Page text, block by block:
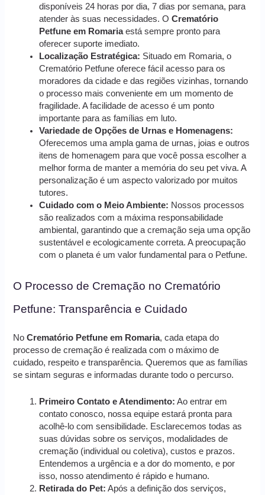
disponíveis 24 horas por dia, 7 dias por semana, para
atender às suas necessidades. OCrematório
Petfune em Romariaestá sempre pronto para
oferecer suporte imediato.
Localização Estratégica: Situado em Romaria, o
Crematório Petfune oferece fácil acesso para os
moradores da cidade e das regiões vizinhas, tornando
o processo mais conveniente em um momento de
fragilidade. A facilidade de acesso é um ponto
importante para as famílias em luto.
Variedade de Opções de Urnas e Homenagens:
Oferecemos uma ampla gama de urnas, joias e outros
itens de homenagem para que você possa escolher a
melhor forma de manter a memória do seu pet viva. A
personalização é um aspecto valorizado por muitos
tutores.
Cuidado com o Meio Ambiente: Nossos processos
são realizados com a máxima responsabilidade
ambiental, garantindo que a cremação seja uma opção
sustentável e ecologicamente correta. A preocupação
com o planeta é um valor fundamental para o Petfune.
O Processo de Cremação no Crematório
Petfune: Transparência e Cuidado
NoCrematório Petfune em Romaria, cada etapa do
processo de cremação é realizada com o máximo de
cuidado, respeito e transparência. Queremos que as famílias
se sintam seguras e informadas durante todo o percurso.
Primeiro Contato e Atendimento: Ao entrar em
contato conosco, nossa equipe estará pronta para
acolhê-lo com sensibilidade. Esclarecemos todas as
suas dúvidas sobre os serviços, modalidades de
cremação (individual ou coletiva), custos e prazos.
Entendemos a urgência e a dor do momento, e por
isso, nosso atendimento é rápido e humano.
Retirada do Pet: Após a definição dos serviços,